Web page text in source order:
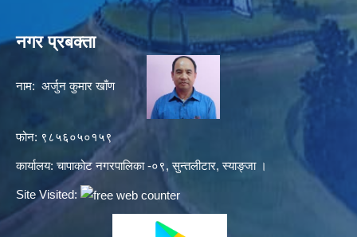
नगर प्रबक्ता
नाम: अर्जुन कुमार खाँण
फोन: ९८५६०५०१५९
कार्यालय: चापाकोट नगरपालिका -०९, सुन्तलीटार, स्याङ्जा ।
Site Visited: